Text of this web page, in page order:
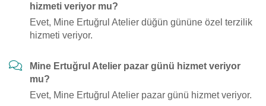
hizmeti veriyor mu?
Evet, Mine Ertuğrul Atelier düğün gününe özel terzilik
hizmeti veriyor.
Mine Ertuğrul Atelier pazar günü hizmet veriyor
mu?
Evet, Mine Ertuğrul Atelier pazar günü hizmet veriyor.